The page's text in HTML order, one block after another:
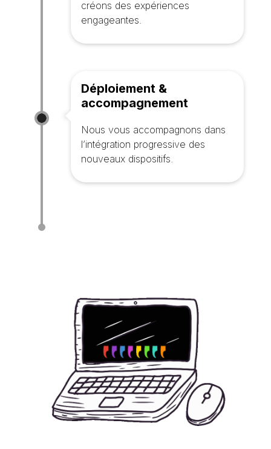
créons des expériences
engageantes.
Déploiement &
accompagnement
Nous vous accompagnons dans
l’intégration progressive des
nouveaux dispositifs.